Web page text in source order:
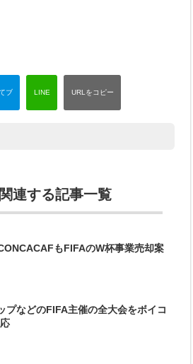
連する記事一覧
もFIFAのW杯事業売却案
プなどのFIFA主催の全大会をボイコ